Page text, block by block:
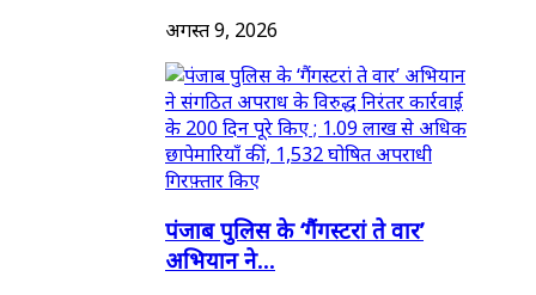
अगस्त 9, 2026
पंजाब पुलिस के ‘गैंगस्टरां ते वार’
अभियान ने...